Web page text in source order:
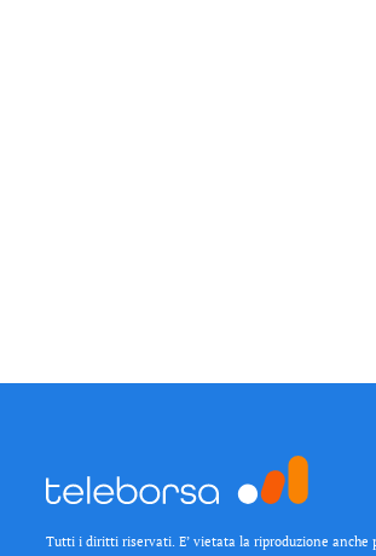
Tutti i diritti riservati. E’ vietata la riproduzione anche